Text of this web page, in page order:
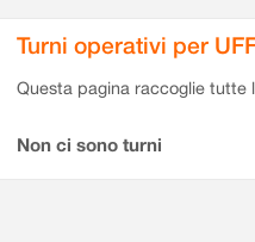
Turni operativi per
Questa pagina raccoglie tutte
Non ci sono turni